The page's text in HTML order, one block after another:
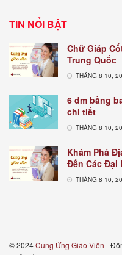
TIN NỔI BẬT
Chữ Giáp
Trung Quốc
THÁNG 8 10,
6 dm bằng
chi tiết
THÁNG 8 10,
Khám Phá
Đến Các Đại
THÁNG 8 10,
© 2024Cung Ứng Giáo Viên -